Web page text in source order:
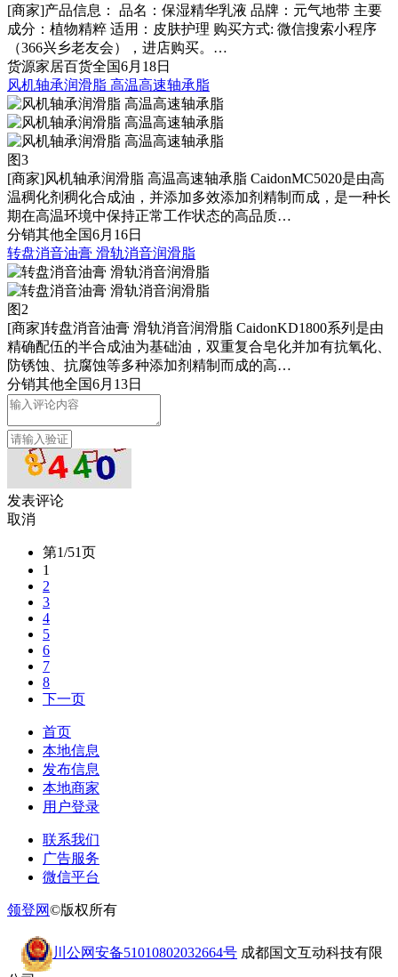
[商家]产品信息： 品名：保湿精华乳液 品牌：元气地带 主要
成分：植物精粹 适用：皮肤护理 购买方式: 微信搜索小程序
（366兴乡老友会），进店购买。…
货源家居百货全国6月18日
风机轴承润滑脂 高温高速轴承脂
图3
[商家]风机轴承润滑脂 高温高速轴承脂 CaidonMC5020是由高
温稠化剂稠化合成油，并添加多效添加剂精制而成，是一种长
期在高温环境中保持正常工作状态的高品质…
分销其他全国6月16日
转盘消音油膏 滑轨消音润滑脂
图2
[商家]转盘消音油膏 滑轨消音润滑脂 CaidonKD1800系列是由
精确配伍的半合成油为基础油，双重复合皂化并加有抗氧化、
防锈蚀、抗腐蚀等多种添加剂精制而成的高…
分销其他全国6月13日
发表评论
取消
第1/51页
1
2
3
4
5
6
7
8
下一页
首页
本地信息
发布信息
本地商家
用户登录
联系我们
广告服务
微信平台
领登网©版权所有
川公网安备51010802032664号 成都国文互动科技有限